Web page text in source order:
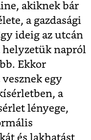
akiknek bár
a gazdasági
ideig az utcán
helyzetük napról
Ekkor
egy
a
lényege,
és lakhatást